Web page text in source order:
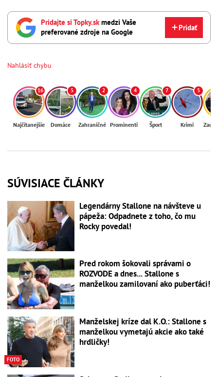
Pridajte si Topky.skmedzi Vaše
preferované zdroje na Google
Pridať
Nahlásiť chybu
16
Najčítanejšie
5
Domáce
2
Zahraničné
4
Prominenti
7
Šport
5
Krimi
SÚVISIACE ČLÁNKY
Legendárny Stallone na návšteve u
pápeža: Odpadnete z toho, čo mu
Rocky povedal!
Pred rokom šokovali správami o
ROZVODE a dnes... Stallone s
manželkou zamilovaní ako puberťáci!
FOTO
Manželskej kríze dal K.O.: Stallone s
manželkou vymetajú akcie ako také
hrdličky!